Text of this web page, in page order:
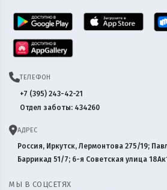
ТЕЛЕФОН
+7 (395) 243-42-21
Отдел заботы: 434260
АДРЕС
Россия, Иркутск, Лермонтова 275/19;
Баррикад 51/7; 6-я Советская улица 18Ак1
МЫ В СОЦСЕТЯХ